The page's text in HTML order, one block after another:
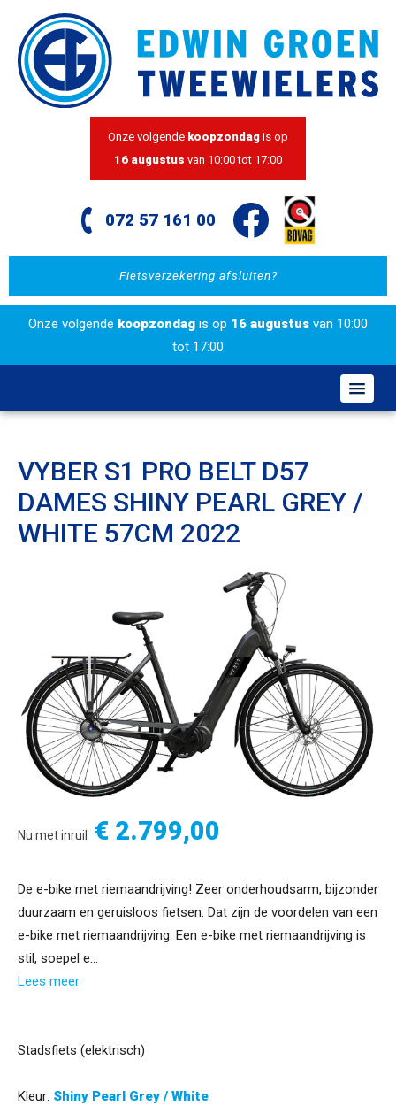
Onze volgende koopzondag is op
16 augustus van 10:00 tot 17:00
Fietsverzekering afsluiten?
072 57 161 00
Onze volgende koopzondag is op 16 augustus van 10:00
tot 17:00
VYBER S1 PRO BELT D57
DAMES SHINY PEARL GREY /
WHITE 57CM 2022
Nu met inruil € 2.799,00
De e-bike met riemaandrijving! Zeer onderhoudsarm, bijzonder
duurzaam en geruisloos fietsen. Dat zijn de voordelen van een
e-bike met riemaandrijving. Een e-bike met riemaandrijving is
stil, soepel e...
Lees meer
Stadsfiets (elektrisch)
Kleur: Shiny Pearl Grey / White